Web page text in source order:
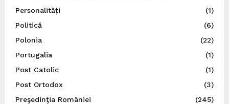
Personalități
(1)
Politică
(6)
Polonia
(22)
Portugalia
(1)
Post Catolic
(1)
Post Ortodox
(3)
Preşedinţia României
(245)